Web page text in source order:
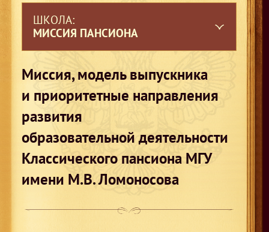
ШКОЛА:
МИССИЯ ПАНСИОНА
Миссия, модель выпускника
и приоритетные направления
развития
образовательной деятельности
Классического пансиона МГУ
имени М.В. Ломоносова